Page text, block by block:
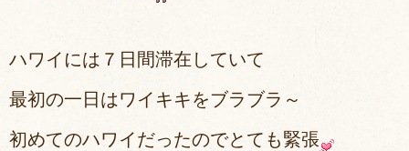
ハワイには７日間滞在していて
最初の一日はワイキキをブラブラ～
初めてのハワイだったのでとても緊張